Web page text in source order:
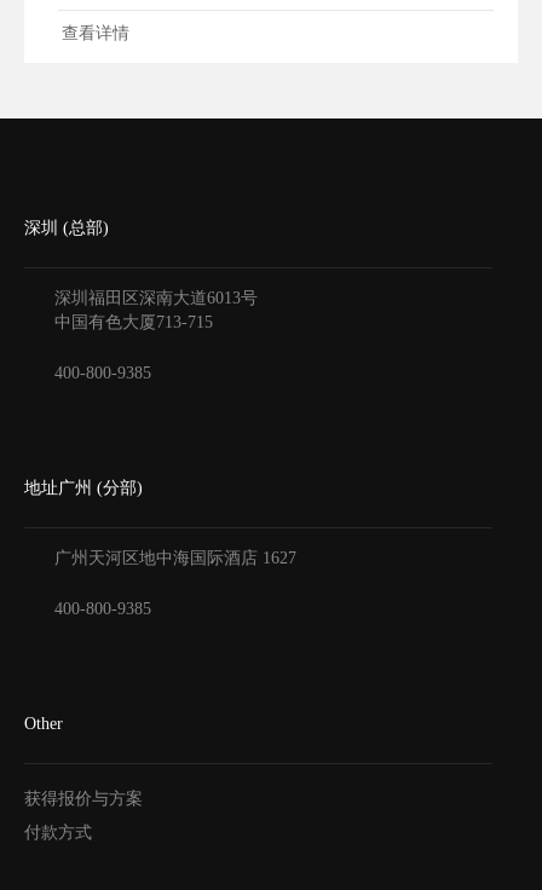
查看详情
深圳 (总部)
深圳福田区深南大道6013号
中国有色大厦713-715
400-800-9385
地址广州 (分部)
广州天河区地中海国际酒店 1627
400-800-9385
Other
获得报价与方案
付款方式